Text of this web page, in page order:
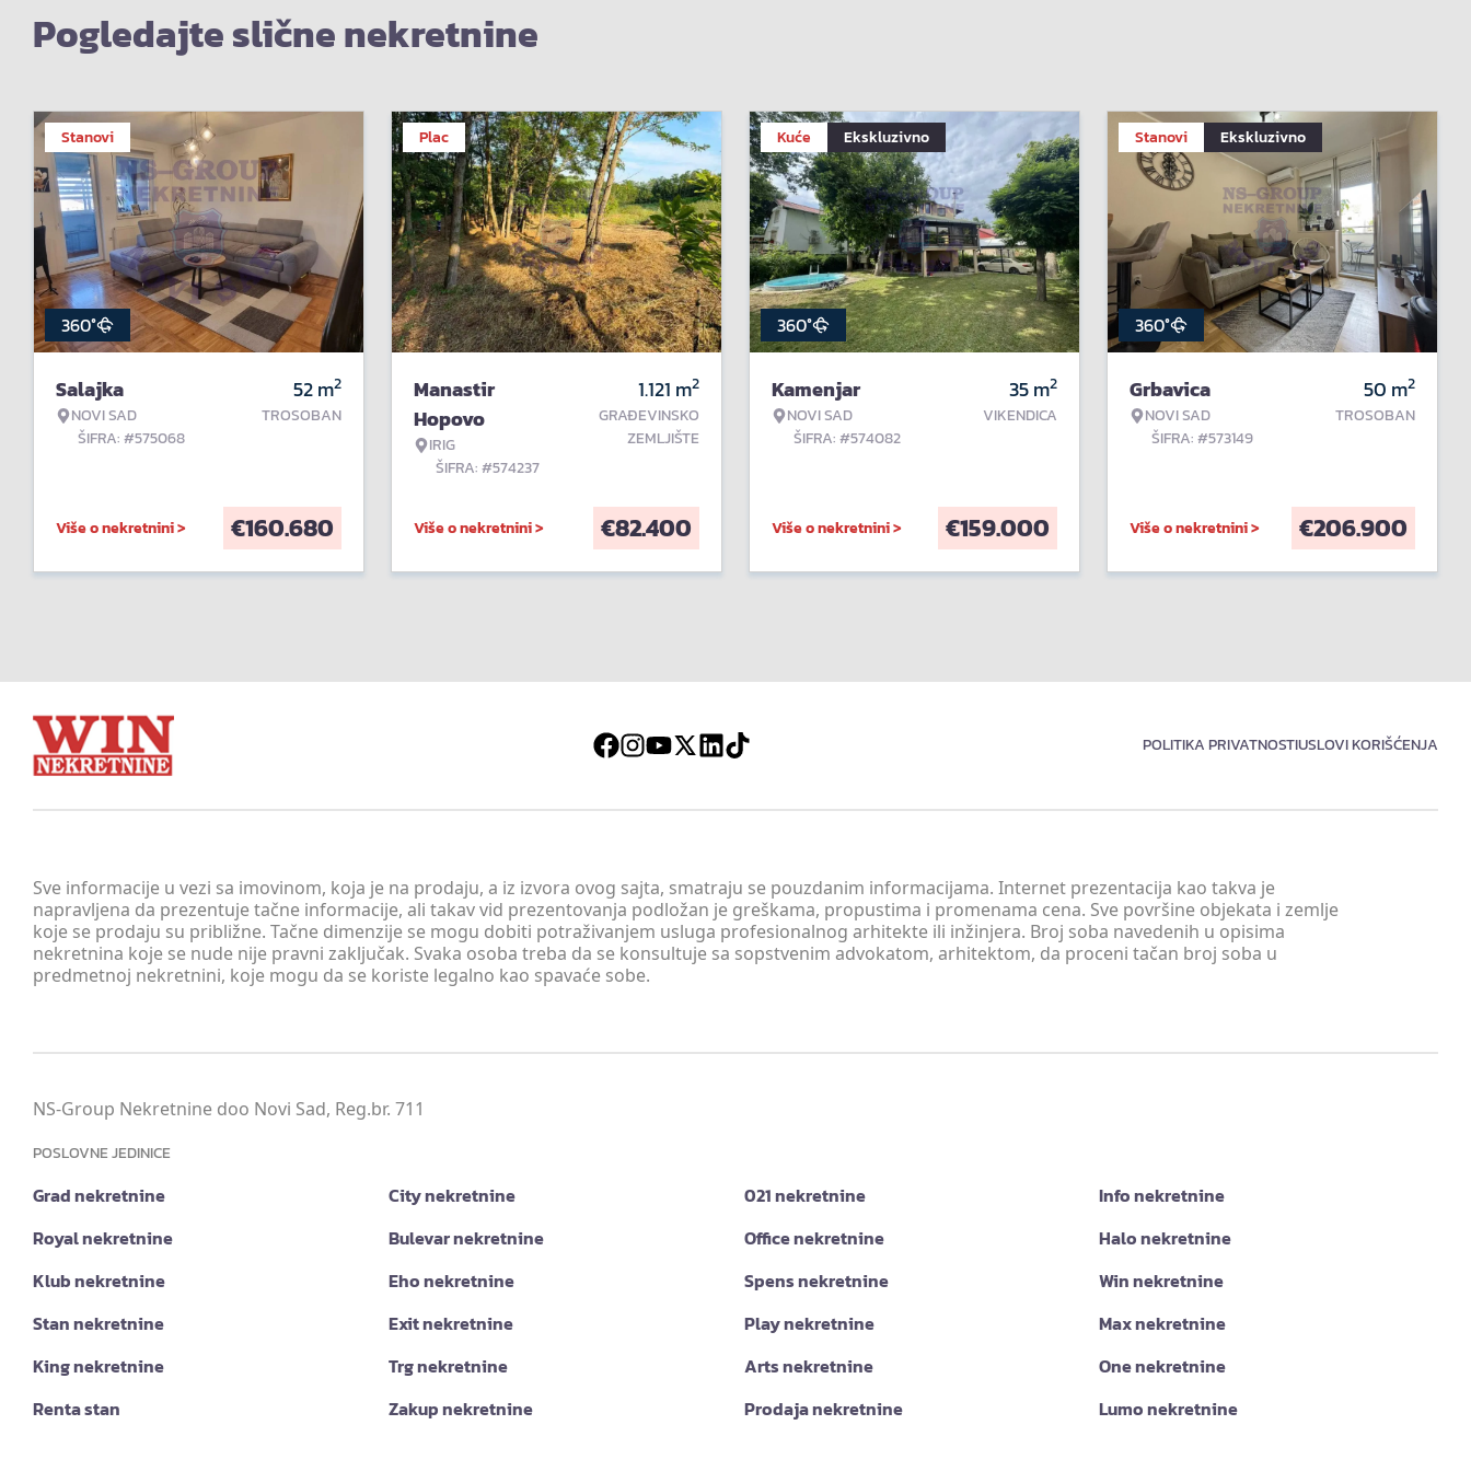
Pogledajte slične nekretnine
Stanovi
360°
Salajka
NOVI SAD
ŠIFRA: #575068
52m2
TROSOBAN
Više o nekretnini > €160.680
Plac
Manastir
Hopovo
IRIG
ŠIFRA: #574237
1.121 m2
GRAĐEVINSKO
ZEMLJIŠTE
Više o nekretnini > €82.400
Kuće Ekskluzivno
360°
Kamenjar
NOVI SAD
ŠIFRA: #574082
35m2
VIKENDICA
Više o nekretnini > €159.000
Stanovi Ekskluzivno
360°
Grbavica
NOVI SAD
ŠIFRA: #573149
50 m2
TROSOBAN
Više o nekretnini > €206.900
POLITIKA PRIVATNOSTIUSLOVI KORIŠĆENJA
Sve informacije u vezi sa imovinom, koja je na prodaju, a iz izvora ovog sajta, smatraju se pouzdanim informacijama. Internet prezentacija kao takva je
napravljena da prezentuje tačne informacije, ali takav vid prezentovanja podložan je greškama, propustima i promenama cena. Sve površine objekata i zemlje
koje se prodaju su približne. Tačne dimenzije se mogu dobiti potraživanjem usluga profesionalnog arhitekte ili inžinjera. Broj soba navedenih u opisima
nekretnina koje se nude nije pravni zaključak. Svaka osoba treba da se konsultuje sa sopstvenim advokatom, arhitektom, da proceni tačan broj soba u
predmetnoj nekretnini, koje mogu da se koriste legalno kao spavaće sobe.
NS-Group Nekretnine doo Novi Sad, Reg.br. 711
POSLOVNE JEDINICE
Grad nekretnine City nekretnine 021 nekretnine
Info nekretnine
Royal nekretnine
Bulevar nekretnine Office nekretnine
Halo nekretnine
Klub nekretnine
Eho nekretnine Spens nekretnine
Win nekretnine
Stan nekretnine
Exit nekretnine Play nekretnine
Max nekretnine
King nekretnine
Trg nekretnine Arts nekretnine
One nekretnine
Renta stan
Zakup nekretnine Prodaja nekretnine Lumo nekretnine